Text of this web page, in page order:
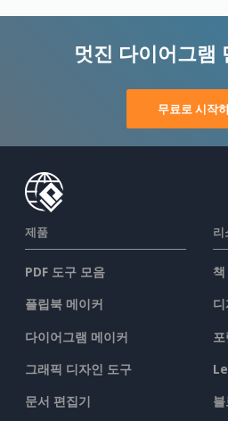
멋진 다이어그램
무료로 시작
제품
PDF 도구 모음
플립북 메이커
다이어그램 메이커
그래픽 디자인 도구
문서 편집기
리